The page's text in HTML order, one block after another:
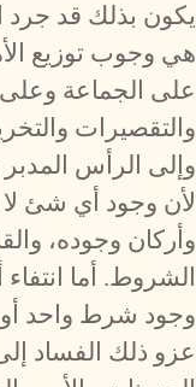
يكون بذلك قد جرد
هي وجوب توزيع
على الجماعة وعلى
والتقصيرات
وإلى الرأس
لأن وجود أي شئ
وأركان وجوده،
الشروط. أما
وجود شرط واحد
عزو ذلك الفساد